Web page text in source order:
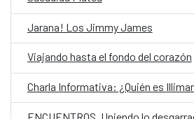
Jarana! Los Jimmy James
Viajando hasta el fondo del corazón